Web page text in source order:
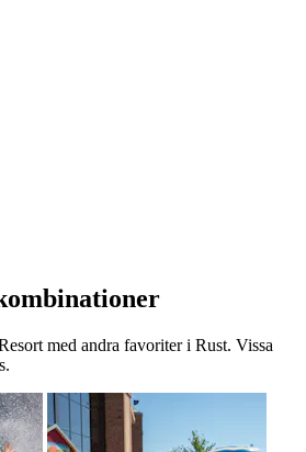
med andra favoriter i Rust. Vissa